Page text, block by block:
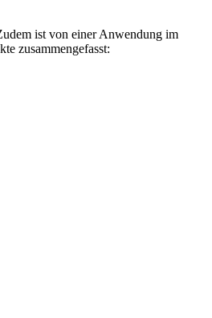
ist von einer Anwendung im
zusammengefasst: